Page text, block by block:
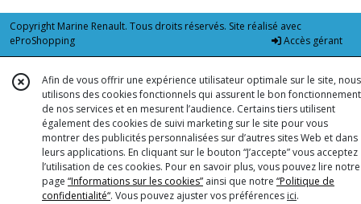
Copyright Marine Renault. Tous droits réservés. Site réalisé avec
eProShopping
Accès gérant
Afin de vous offrir une expérience utilisateur optimale sur le site, nous
utilisons des cookies fonctionnels qui assurent le bon fonctionnement
de nos services et en mesurent l’audience. Certains tiers utilisent
également des cookies de suivi marketing sur le site pour vous
montrer des publicités personnalisées sur d’autres sites Web et dans
leurs applications. En cliquant sur le bouton “J’accepte” vous acceptez
l’utilisation de ces cookies. Pour en savoir plus, vous pouvez lire notre
page “Informations sur les cookies” ainsi que notre “Politique de
confidentialité“. Vous pouvez ajuster vos préférences ici.